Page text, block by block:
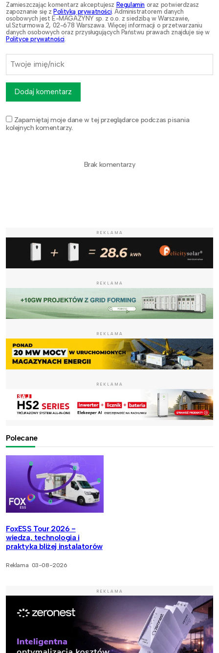
Zamieszczając komentarz akceptujesz Regulamin oraz potwierdzasz
zapoznanie się zPolityką prywatności . Administratorem danych
osobowych jest E-MAGAZYNY sp. z o.o. z siedzibą w Warszawie,
ul.Szturmowa 2, 02-678 Warszawa. Więcej informacji o przetwarzaniu
danych osobowych oraz przysługujących Państwu prawach znajduje się w
Polityce prywatności
Zapamiętaj moje dane w tej przeglądarce podczas pisania
kolejnych komentarzy.
Dodaj komentarz
Brak komentarzy
REKLAMA
REKLAMA
REKLAMA
REKLAMA
Polecane
FoxESS Tour 2026 -
wiedza, technologia i
praktyka bliżej instalatorów
Reklama 03-08-2026
REKLAMA